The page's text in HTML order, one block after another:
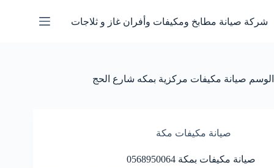
إلى
المحتوى
شركة صيانة مطابخ ومكيفات وأفران غاز و ثلاجات
الوسم صيانة مكيفات مركزية بمكه شارع الحج
صيانة مكيفات مكة
صيانة مكيفات بمكة 0568950064